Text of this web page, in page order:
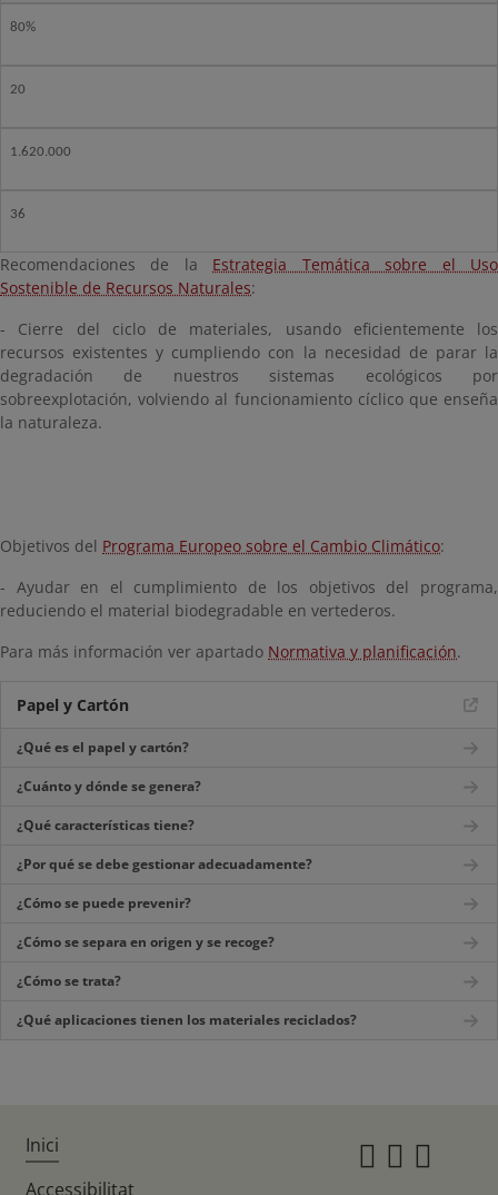
80%
20
1.620.000
36
Recomendaciones de la Estrategia Temática sobre el Uso
Sostenible de Recursos Naturales:
- Cierre del ciclo de materiales, usando eficientemente los
recursos existentes y cumpliendo con la necesidad de parar la
degradación de nuestros sistemas ecológicos por
sobreexplotación, volviendo al funcionamiento cíclico que enseña
la naturaleza.
Objetivos del Programa Europeo sobre el Cambio Climático:
- Ayudar en el cumplimiento de los objetivos del programa,
reduciendo el material biodegradable en vertederos.
Para más información ver apartado Normativa y planificación.
Papel y Cartón
¿Qué es el papel y cartón?
¿Cuánto y dónde se genera?
¿Qué características tiene?
¿Por qué se debe gestionar adecuadamente?
¿Cómo se puede prevenir?
¿Cómo se separa en origen y se recoge?
¿Cómo se trata?
¿Qué aplicaciones tienen los materiales reciclados?
Inici
Accessibilitat